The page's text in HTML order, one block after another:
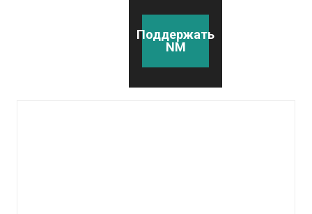
Поддержать
NM